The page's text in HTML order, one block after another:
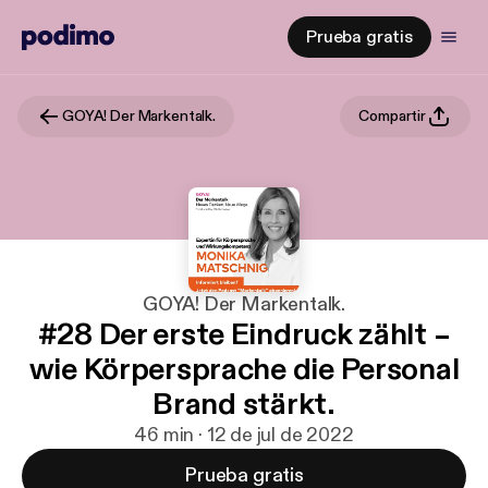
Prueba gratis
GOYA! Der Markentalk. Compartir
GOYA! Der Markentalk.
#28 Der erste Eindruck zählt –
wie Körpersprache die Personal
Brand stärkt.
46 min · 12 de jul de 2022
Prueba gratis